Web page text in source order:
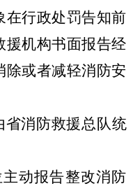
在行政处罚告知前
援机构书面报告经
除或者减轻消防安
省消防救援总队统
动报告整改消防